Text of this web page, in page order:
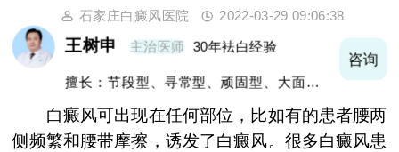
石家庄白癜风医院 2022-03-29 09:06:38
王树申 主治医师 30年袪白经验
擅长：节段型、寻常型、顽固型、大面积白
咨询
白癜风可出现在任何部位，比如有的患者腰两
侧频繁和腰带摩擦，诱发了白癜风。很多白癜风患